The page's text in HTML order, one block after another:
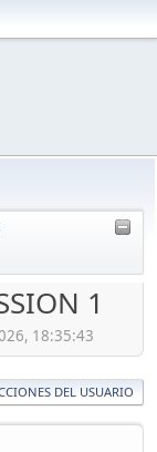
1
18:35:43
DEL USUARIO